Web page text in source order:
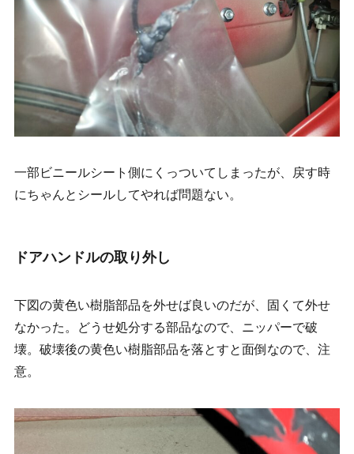
一部ビニールシート側にくっついてしまったが、戻す時
にちゃんとシールしてやれば問題ない。
ドアハンドルの取り外し
下図の黄色い樹脂部品を外せば良いのだが、固くて外せ
なかった。どうせ処分する部品なので、ニッパーで破
壊。破壊後の黄色い樹脂部品を落とすと面倒なので、注
意。